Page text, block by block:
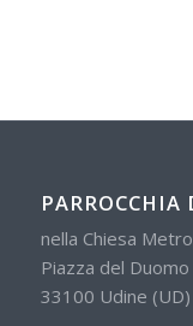
nella Chiesa
Piazza del Duomo
33100 Udine (UD)